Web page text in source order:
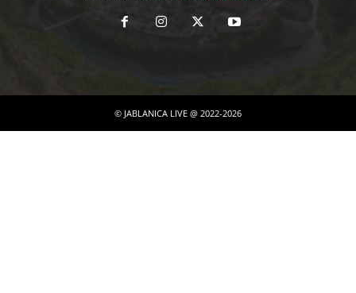
© JABLANICA LIVE @ 2022-2026